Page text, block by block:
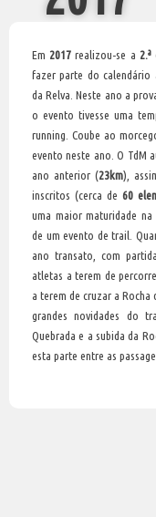
Em 2017 realizou-se a
fazer parte do calendário
da Relva. Neste ano a
o evento tivesse uma
running. Coube ao
evento neste ano. O TdM
ano anterior (23km),
inscritos (cerca de 60
uma maior maturidade
de um evento de trail.
ano transato, com
atletas a terem de
a terem de cruzar a Rocha
grandes novidades do
Quebrada e a subida da
esta parte entre as